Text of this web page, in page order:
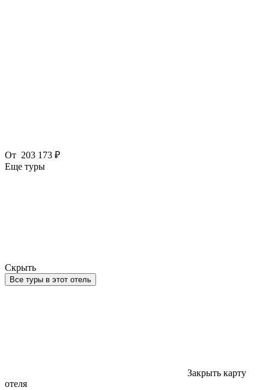
От 203 173 ₽
Еще туры
Скрыть
Все туры в этот отель
Закрыть карту
отеля